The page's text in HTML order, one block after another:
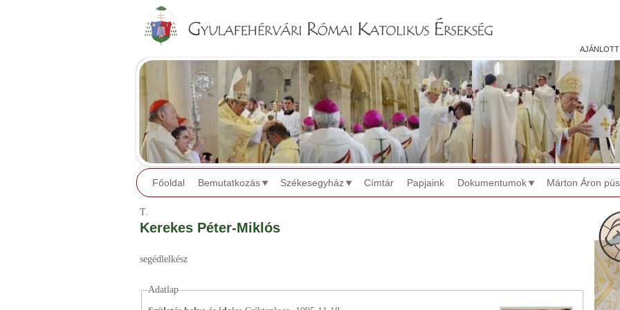
ajánlott
Főoldal Bemutatkozás Székesegyház Címtár Papjaink Dokumentumok Márton Áron
T.
Kerekes Péter-Miklós
segédlelkész
Adatlap